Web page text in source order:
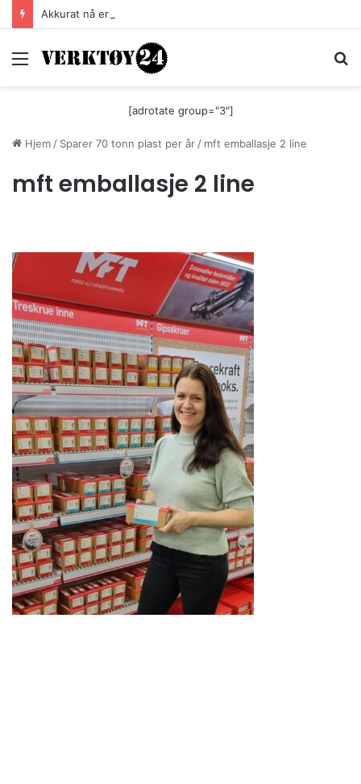
Akkurat nå er batteri-bordsaga til Festool billigere
Meny
[adrotate group="3"]
Hjem / Sparer 70 tonn plast per år / mft emballasje 2 line
mft emballasje 2 line